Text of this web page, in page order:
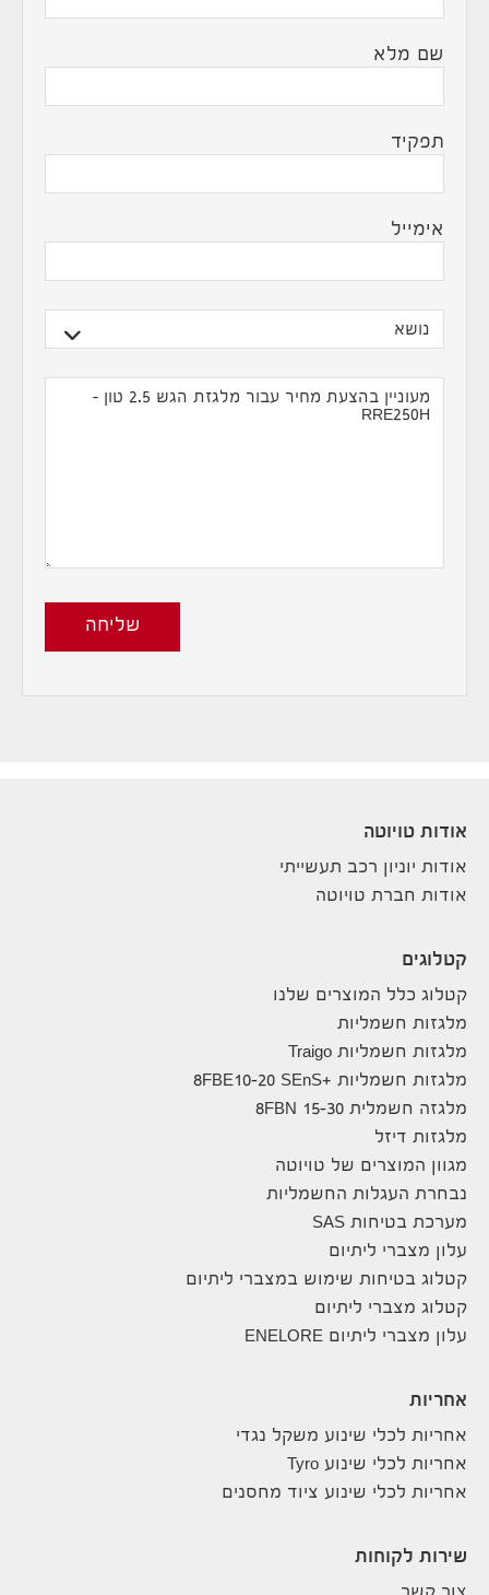
שם מלא
תפקיד
אימייל
שליחה
אודות טויוטה
אודות יוניון רכב תעשייתי
אודות חברת טויוטה
קטלוגים
קטלוג כלל המוצרים שלנו
מלגזות חשמליות
מלגזות חשמליות Traigo
מלגזות חשמליות +8FBE10-20 SEnS
מלגזה חשמלית 8FBN 15-30
מלגזות דיזל
מגוון המוצרים של טויוטה
נבחרת העגלות החשמליות
מערכת בטיחות SAS
עלון מצברי ליתיום
קטלוג בטיחות שימוש במצברי ליתיום
קטלוג מצברי ליתיום
עלון מצברי ליתיום ENELORE
אחריות
אחריות לכלי שינוע משקל נגדי
אחריות לכלי שינוע Tyro
אחריות לכלי שינוע ציוד מחסנים
שירות לקוחות